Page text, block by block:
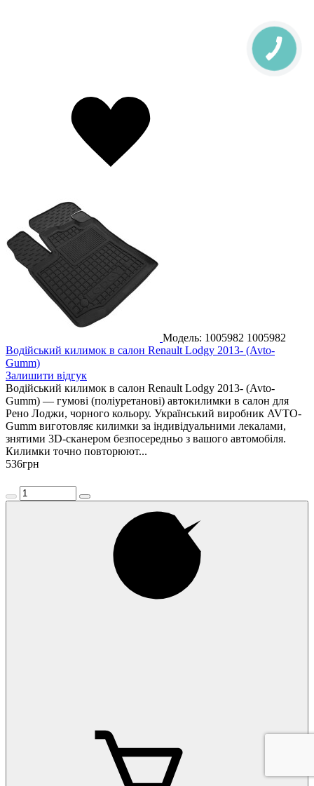
Модель: 1005982 1005982
Водійський килимок в салон Renault Lodgy 2013- (Avto-
Gumm)
Залишити відгук
Водійський килимок в салон Renault Lodgy 2013- (Avto-
Gumm) — гумові (поліуретанові) автокилимки в салон для
Рено Лоджи, чорного кольору. Український виробник AVTO-
Gumm виготовляє килимки за індивідуальними лекалами,
знятими 3D-сканером безпосередньо з вашого автомобіля.
Килимки точно повторюют...
536грн